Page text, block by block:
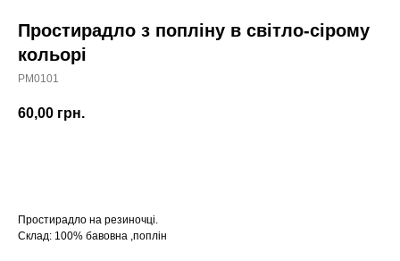
Простирадло з попліну в світло-сірому
кольорі
PM0101
60,00 грн.
Простирадло на резиночці.
Склад: 100% бавовна ,поплін